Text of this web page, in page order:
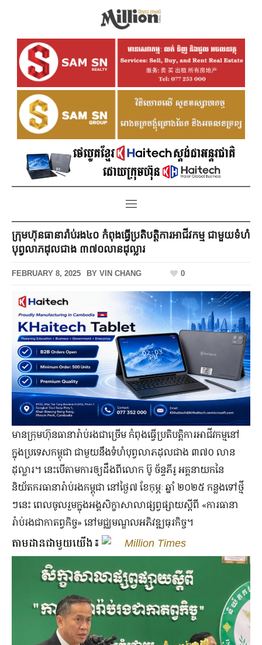
ក្រុមហ៊ុនធានារ៉ាប់រង៤០ កំពុងធ្វើប្រតិបត្តិការអាជីវកម្ម ជាមួយទំហំ
បុព្វលាភដុលជាង ៣៧០លានដុល្លារ
FEBRUARY 8, 2025 BY VIN CHANG 0
មានក្រុមហ៊ុនធានារ៉ាប់រងជាច្រើម កំពុងធ្វើប្រតិបត្តិការអាជីវកម្មនៅ
ក្នុងប្រទេសកម្ពុជា ជាមួយ​នឹង​ទំហំ​បុព្វលាភ​ដុល​ជាង ៣៧០ លាន​
ដុល្លារ។ នេះ​បើ​តាម​ការ​ឲ្យ​ដឹងពី​លោក ប៊ូ ច័ន្ទភីរូ អគ្គនាយក​នៃ​
និយ័តករ​ធានា​រ៉ាប់រង​កម្ពុជា នៅថ្ងៃ​៧ ខែ​កុម្ភៈ ឆ្នាំ ២០២៥ កន្លង​ទៅ​ថ្មី​
ៗ​នេះ ពេល​ចូលរួម​ក្នុង​អង្គសិក្ខា​សាលា​ផ្សព្វផ្សាយ​ស្ដី​ពី «ការធានា
រ៉ាប់រងជាកាតព្វកិច្ច» នៅមជ្ឈមណ្ឌលអភិវឌ្ឍធុរកិច្ច។
តាមដានជាមួយយើង៖ Million Times